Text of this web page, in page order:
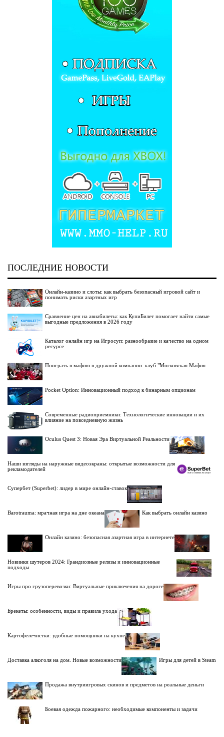
ПОСЛЕДНИЕ НОВОСТИ
Онлайн-казино и слоты: как выбрать безопасный игровой сайт и
понимать риски азартных игр
Сравнение цен на авиабилеты: как КупиБилет помогает найти самые
выгодные предложения в 2026 году
Каталог онлайн игр на Игросуп: разнообразие и качество на одном
ресурсе
Поиграть в мафию в дружной компании: клуб "Московская Мафия
Pocket Option: Инновационный подход к бинарным опционам
Современные радиоприемники: Технологические инновации и их
влияние на повседневную жизнь
Oculus Quest 3: Новая Эра Виртуальной Реальности
Наши взгляды на наружные видеоэкраны: открытые возможности для
рекламодателей
Супербет (Superbet): лидер в мире онлайн-ставок
Barotrauma: мрачная игра на дне океана Как выбрать онлайн казино
Онлайн казино: безопасная азартная игра в интернете
Новинки шутеров 2024: Грандиозные релизы и инновационные
подходы
Игры про грузоперевозки: Виртуальные приключения на дороге
Брекеты: особенности, виды и правила ухода
Картофелечистки: удобные помощники на кухне
Доставка алкоголя на дом. Новые возможности Игры для детей в Steam
Продажа внутриигровых скинов и предметов на реальные деньги
Боевая одежда пожарного: необходимые компоненты и задачи